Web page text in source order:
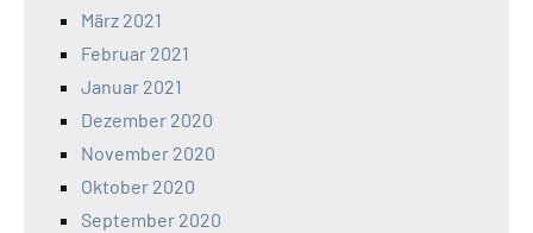
März 2021
Februar 2021
Januar 2021
Dezember 2020
November 2020
Oktober 2020
September 2020